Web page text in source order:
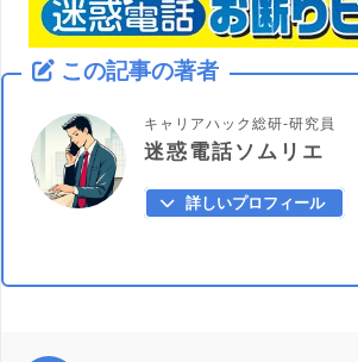
この記事の著者
キャリアハック総研-研究員
迷惑電話ソムリエ
詳しいプロフィール